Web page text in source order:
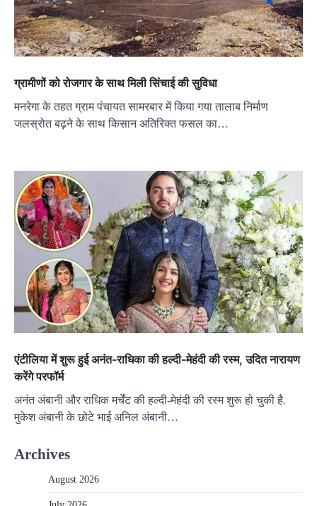
ग्रामीणों को रोजगार के साथ मिली सिंचाई की सुविधा
मनरेगा के तहत ग्राम पंचायत सामरबार में किया गया तालाब निर्माण
जलस्रोत बढ़ने के साथ किसान अतिरिक्त फसल का…
एंटीलिया में शुरू हुई अनंत-राधिका की हल्दी-मेहंदी की रस्म, उदित नारायण
करेंगे परफॉर्म
अनंत अंबानी और राधिक मर्चेंट की हल्दी-मेहंदी की रस्म शुरू हो चुकी है.
मुकेश अंबानी के छोटे भाई अनिल अंबानी…
Archives
August 2026